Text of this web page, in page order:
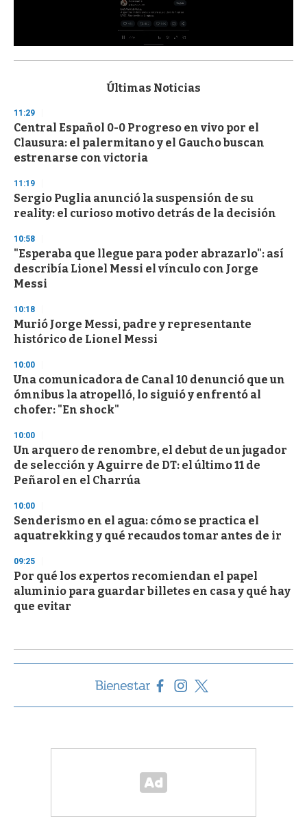
s
d
s
o
f
3
s
e
c
o
d
s
Últimas Noticias
11:29
Central Español 0-0 Progreso en vivo por el
Clausura: el palermitano y el Gaucho buscan
estrenarse con victoria
11:19
Sergio Puglia anunció la suspensión de su
reality: el curioso motivo detrás de la decisión
10:58
"Esperaba que llegue para poder abrazarlo": así
describía Lionel Messi el vínculo con Jorge
Messi
10:18
Murió Jorge Messi, padre y representante
histórico de Lionel Messi
10:00
Una comunicadora de Canal 10 denunció que un
ómnibus la atropelló, lo siguió y enfrentó al
chofer: "En shock"
10:00
Un arquero de renombre, el debut de un jugador
de selección y Aguirre de DT: el último 11 de
Peñarol en el Charrúa
10:00
Senderismo en el agua: cómo se practica el
aquatrekking y qué recaudos tomar antes de ir
09:25
Por qué los expertos recomiendan el papel
aluminio para guardar billetes en casa y qué hay
que evitar